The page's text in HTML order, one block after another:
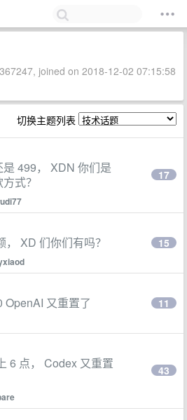
joined on 2018-12-02 07:15:58
切换主题列表
499， XDN 你们是
式？
17
XD 们你们有吗？ 15
OpenAI 又重置了 11
6 点， Codex 又重置
43